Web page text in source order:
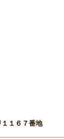
１６７番地